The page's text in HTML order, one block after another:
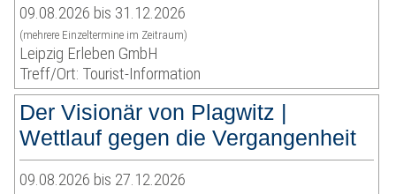
09.08.2026 bis 31.12.2026
(mehrere Einzeltermine im Zeitraum)
Leipzig Erleben GmbH
Treff/Ort: Tourist-Information
Der Visionär von Plagwitz |
Wettlauf gegen die Vergangenheit
09.08.2026 bis 27.12.2026